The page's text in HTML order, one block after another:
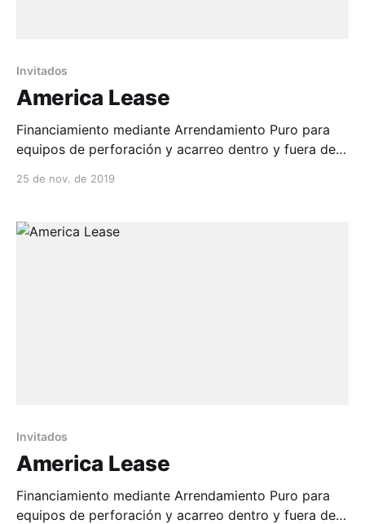
Invitados
America Lease
Financiamiento mediante Arrendamiento Puro para
equipos de perforación y acarreo dentro y fuera de
25 de nov. de 2019
Invitados
America Lease
Financiamiento mediante Arrendamiento Puro para
equipos de perforación y acarreo dentro y fuera de